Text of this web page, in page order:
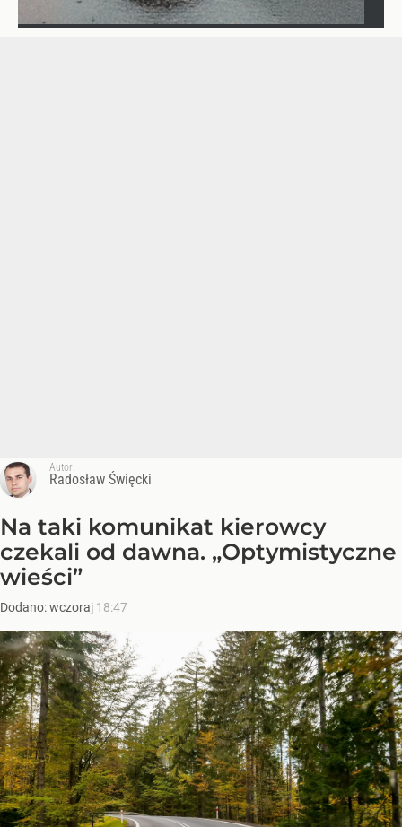
Autor:
Radosław Święcki
Na taki komunikat kierowcy
czekali od dawna. „Optymistyczne
wieści”
Dodano:wczoraj 18:47